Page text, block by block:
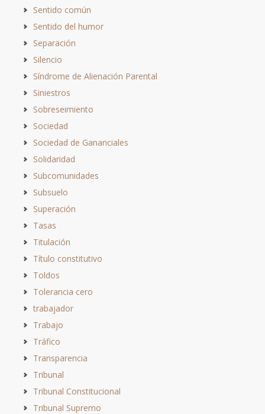
Sentido común
Sentido del humor
Separación
Silencio
Síndrome de Alienación Parental
Siniestros
Sobreseimiento
Sociedad
Sociedad de Gananciales
Solidaridad
Subcomunidades
Subsuelo
Superación
Tasas
Titulación
Título constitutivo
Toldos
Tolerancia cero
trabajador
Trabajo
Tráfico
Transparencia
Tribunal
Tribunal Constitucional
Tribunal Supremo